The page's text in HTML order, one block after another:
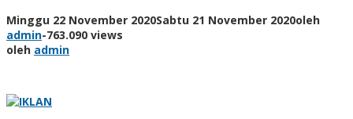
Minggu 22 November 2020Sabtu 21 November 2020oleh
admin-763.090 views
oleh admin